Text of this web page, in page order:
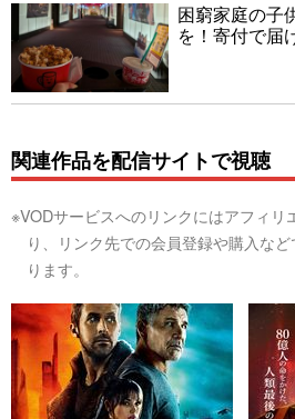
困窮家庭の子
を！寄付で届
関連作品を配信サイトで視聴
※VODサービスへのリンクにはアフィリ
り、リンク先での会員登録や購入な
ります。